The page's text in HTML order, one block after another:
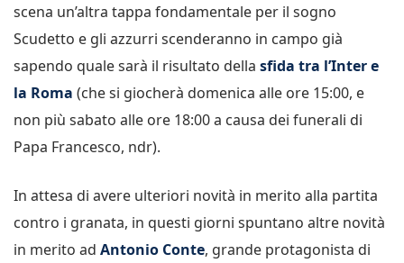
scena un’altra tappa fondamentale per il sogno
Scudetto e gli azzurri scenderanno in campo già
sapendo quale sarà il risultato della sfida tra l’Inter e
la Roma (che si giocherà domenica alle ore 15:00, e
non più sabato alle ore 18:00 a causa dei funerali di
Papa Francesco, ndr).
In attesa di avere ulteriori novità in merito alla partita
contro i granata, in questi giorni spuntano altre novità
in merito ad Antonio Conte, grande protagonista di